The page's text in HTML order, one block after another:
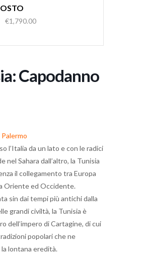
€1,790.00
Capodanno
l’Italia da un lato e con le radici
nel Sahara dall’altro, la Tunisia
il collegamento tra Europa
Oriente ed Occidente.
sin dai tempi più antichi dalla
grandi civiltà, la Tunisia è
dell’impero di Cartagine, di cui
popolari che ne
lontana eredità.